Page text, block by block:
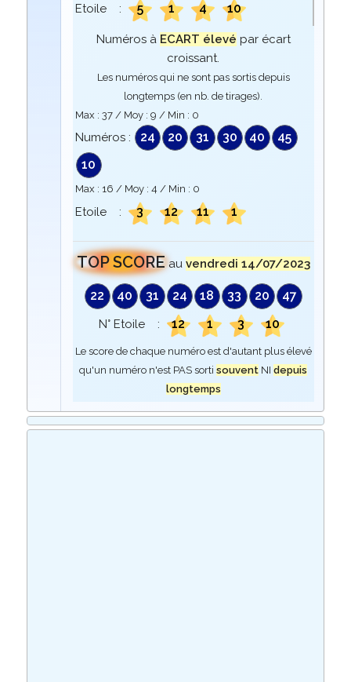
Etoile : 5 1 4 10
Numéros à ECART élevé par écart
croissant.
Les numéros qui ne sont pas sortis depuis
longtemps (en nb. de tirages).
Max : 37/ Moy : 9 / Min : 0
Numéros : 24 20 31 30 40
45
10
Max : 16 / Moy : 4 / Min : 0
Etoile : 3 12 11 1
TOP SCORE au vendredi 14/07/2023
22 40 31 24 18 33 20 47
N° Etoile : 12 1 3 10
Le score de chaque numéro est d'autant plus élevé
qu'un numéro n'est PAS sortisouvent NIdepuis
longtemps